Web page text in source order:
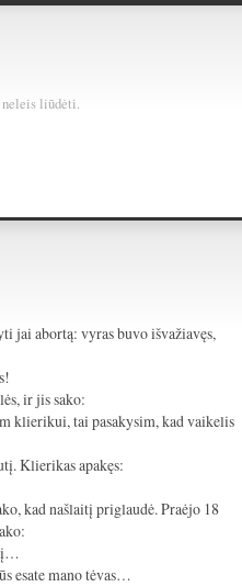
liūdėti.
jai abortą: vyras buvo išvažiavęs,
ir jis sako:
klierikui, tai pasakysim, kad vaikelis
Klierikas apakęs:
kad našlaitį priglaudė. Praėjo 18
esate mano tėvas…